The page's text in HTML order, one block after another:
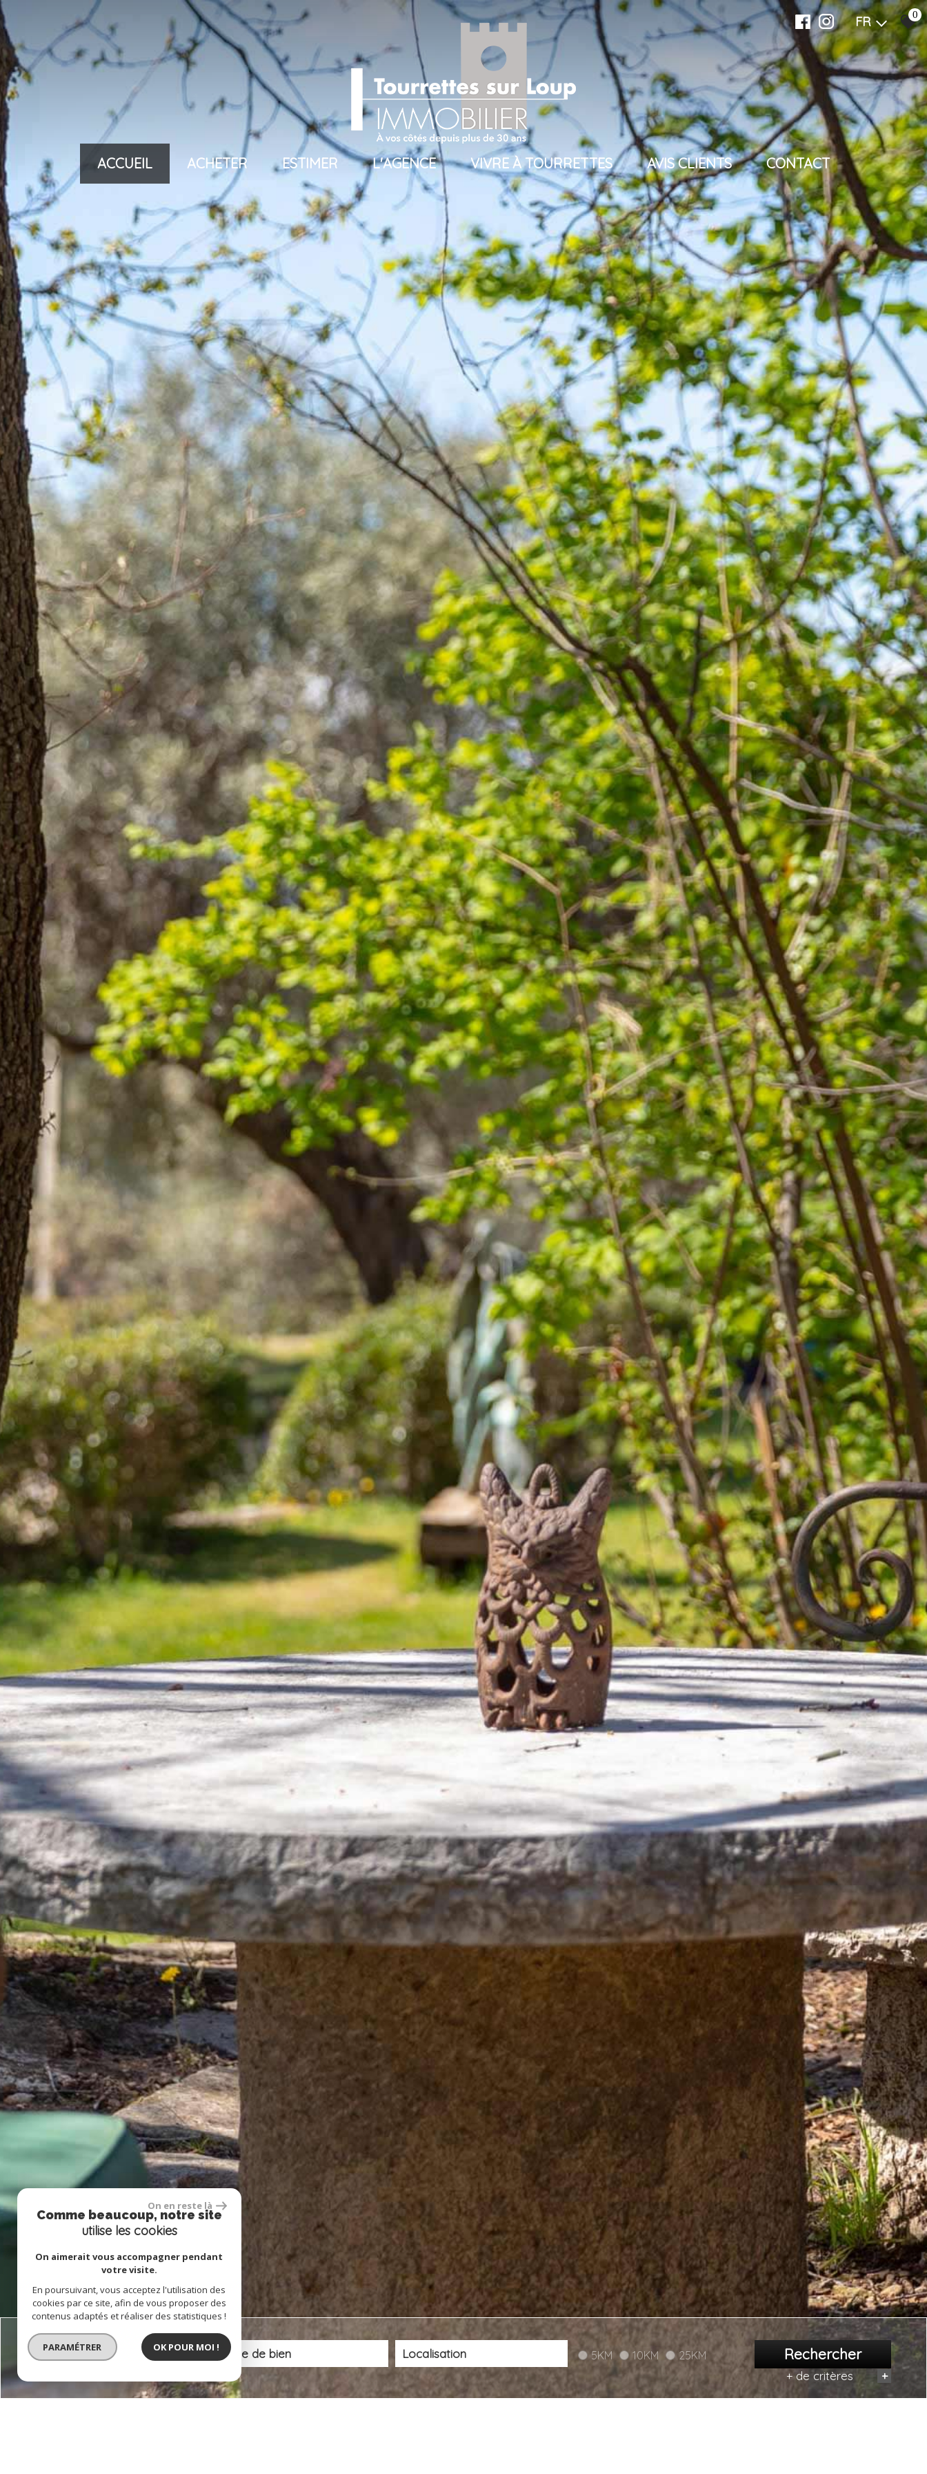
FR 0
ACCUEIL ACHETER
villas < 600 000 euros
villas < 1 000 000 euros
villas > 1 000 000 euros
maisons de village
appartements
terrains
immobilier professionnel
ESTIMER L'AGENCE
présentation
l'équipe
VIVRE À TOURRETTES AVIS CLIENTS CONTACT
Vente 5KM 10KM 25KM Rechercher
+ de critères +
On en reste là
Comme beaucoup, notre site
utilise les cookies
On aimerait vous accompagner pendant
votre visite.
En poursuivant, vous acceptez l'utilisation des
cookies par ce site, afin de vous proposer des
contenus adaptés et réaliser des statistiques !
PARAMÉTRER OK POUR MOI !